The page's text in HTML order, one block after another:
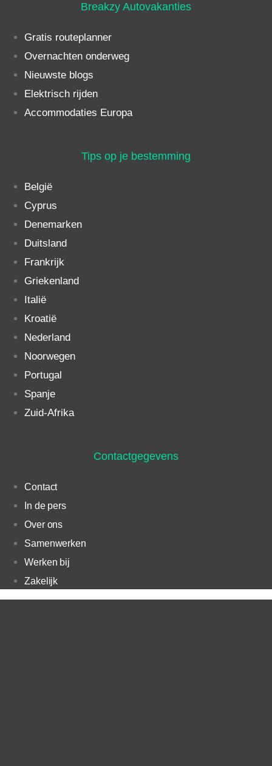
Breakzy Autovakanties
Gratis routeplanner
Overnachten onderweg
Nieuwste blogs
Elektrisch rijden
Accommodaties Europa
Tips op je bestemming
België
Cyprus
Denemarken
Duitsland
Frankrijk
Griekenland
Italië
Kroatië
Nederland
Noorwegen
Portugal
Spanje
Zuid-Afrika
Contactgegevens
Contact
In de pers
Over ons
Samenwerken
Werken bij
Zakelijk